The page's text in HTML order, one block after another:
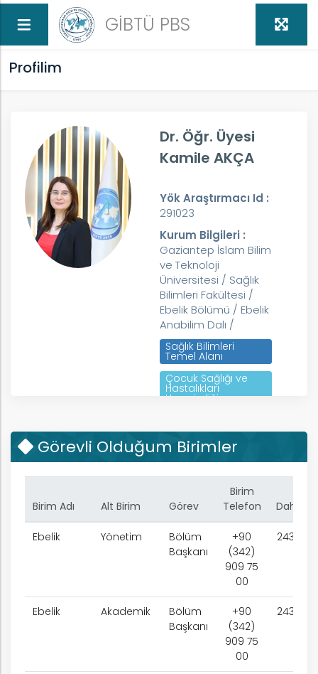
GİBTÜ PBS
Profilim
Dr. Öğr. Üyesi
Kamile AKÇA
Yök Araştırmacı Id :
291023
Kurum Bilgileri :
Gaziantep İslam Bilim
ve Teknoloji
Üniversitesi / Sağlık
Bilimleri Fakültesi /
Ebelik Bölümü / Ebelik
Anabilim Dalı /
Sağlık Bilimleri
Temel Alanı
Çocuk Sağlığı ve
Hastalıkları
Hemşireliği
Görevli Olduğum Birimler
Birim Adı Alt Birim Görev
Birim
Telefon
Dahili
Ebelik Yönetim
Bölüm
Başkanı
+90
(342)
909 75
00
2430
Ebelik Akademik
Bölüm
Başkanı
+90
(342)
909 75
00
2430